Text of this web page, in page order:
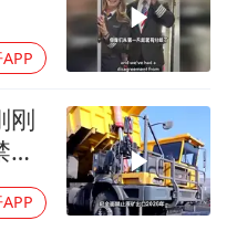
为何有时感觉不准
总书记点赞的非遗苗绣焕发新生机
刚